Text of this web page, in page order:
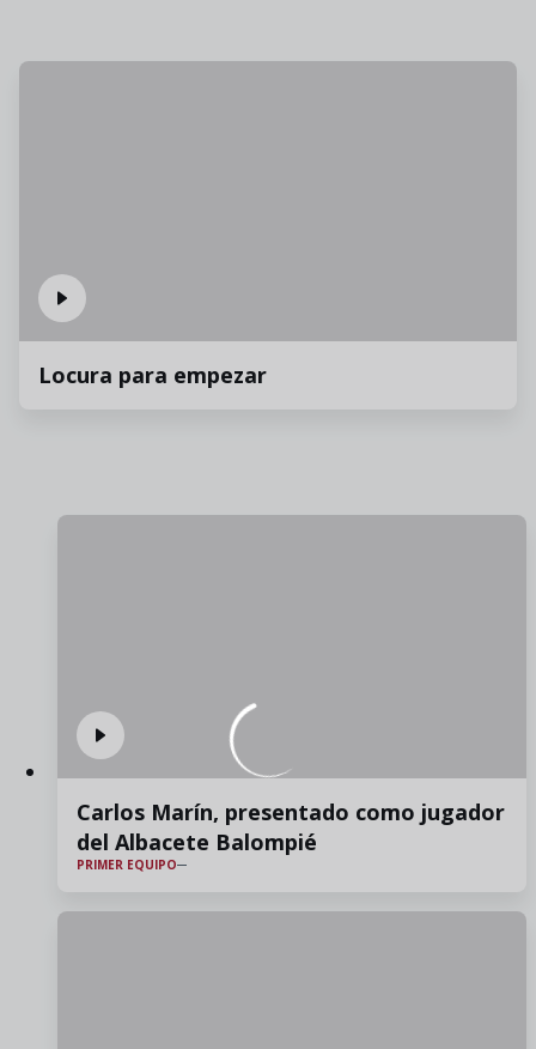
Locura para empezar
Carlos Marín, presentado como jugador
del Albacete Balompié
PRIMER EQUIPO